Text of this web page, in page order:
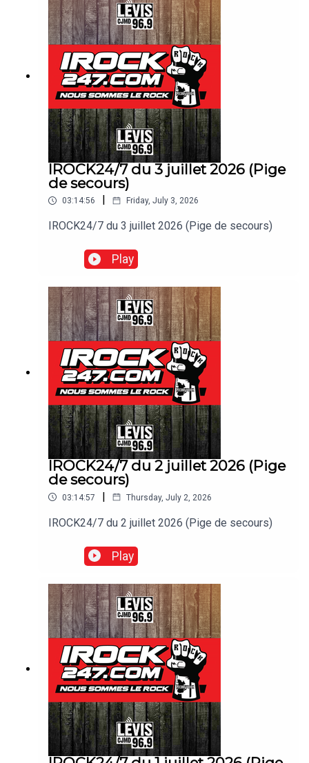
IROCK24/7 du 3 juillet 2026 (Pige
de secours)
03:14:56 Friday, July 3, 2026
IROCK24/7 du 3 juillet 2026 (Pige de secours)
Play
IROCK24/7 du 2 juillet 2026 (Pige
de secours)
03:14:57 | Thursday, July 2, 2026
IROCK24/7 du 2 juillet 2026 (Pige de secours)
Play